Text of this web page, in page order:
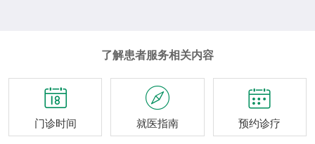
了解患者服务相关内容

门诊时间

就医指南

预约诊疗